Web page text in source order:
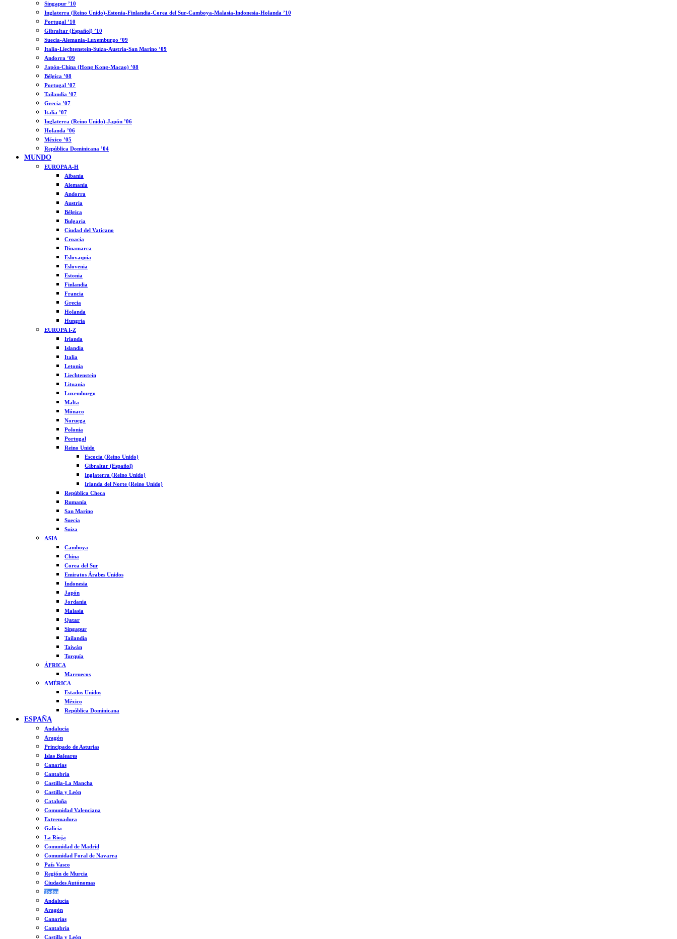
Singapur ’10
Inglaterra (Reino Unido)-Estonia-Finlandia-Corea del Sur-Camboya-Malasia-Indonesia-Holanda ’10
Portugal ’10
Gibraltar (Español) ’10
Suecia-Alemania-Luxemburgo ’09
Italia-Liechtenstein-Suiza-Austria-San Marino ’09
Andorra ’09
Japón-China (Hong Kong-Macao) ’08
Bélgica ’08
Portugal ’07
Tailandia ’07
Grecia ’07
Italia ’07
Inglaterra (Reino Unido)-Japón ’06
Holanda ’06
México ’05
República Dominicana ’04
MUNDO
EUROPA A-H
Albania
Alemania
Andorra
Austria
Bélgica
Bulgaria
Ciudad del Vaticano
Croacia
Dinamarca
Eslovaquia
Eslovenia
Estonia
Finlandia
Francia
Grecia
Holanda
Hungría
EUROPA I-Z
Irlanda
Islandia
Italia
Letonia
Liechtenstein
Lituania
Luxemburgo
Malta
Mónaco
Noruega
Polonia
Portugal
Reino Unido
Escocia (Reino Unido)
Gibraltar (Español)
Inglaterra (Reino Unido)
Irlanda del Norte (Reino Unido)
República Checa
Rumanía
San Marino
Suecia
Suiza
ASIA
Camboya
China
Corea del Sur
Emiratos Árabes Unidos
Indonesia
Japón
Jordania
Malasia
Qatar
Singapur
Tailandia
Taiwán
Turquía
ÁFRICA
Marruecos
AMÉRICA
Estados Unidos
México
República Dominicana
ESPAÑA
Andalucía
Aragón
Principado de Asturias
Islas Baleares
Canarias
Cantabria
Castilla-La Mancha
Castilla y León
Cataluña
Comunidad Valenciana
Extremadura
Galicia
La Rioja
Comunidad de Madrid
Comunidad Foral de Navarra
País Vasco
Región de Murcia
Ciudades Autónomas
Todos
Andalucía
Aragón
Canarias
Cantabria
Castilla y León